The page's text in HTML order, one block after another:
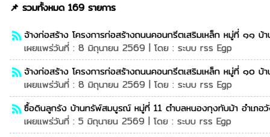
📌 รวมทั้งหมด 169 รายการ
rss_feedจ้างก่อสร้าง โครงการก่อสร้างถนนคอนกรีตเสริมเหล็ก หมู่ที่ ๑๑
เผยแพร่วันที่ : 8 มิถุนายน 2569 | โดย : ระบบ rss Egp
rss_feedจ้างก่อสร้าง โครงการก่อสร้างถนนคอนกรีตเสริมเหล็ก หมู่ที่ ๑๐ บ้
เผยแพร่วันที่ : 8 มิถุนายน 2569 | โดย : ระบบ rss Egp
rss_feedซื้อดินลูกรัง บ้านทรัพ์สมบูรณ์ หมู่ที่ 11 ตำบลหนองกุงทับม้า อำเภอวั
เผยแพร่วันที่ : 5 มิถุนายน 2569 | โดย : ระบบ rss Egp